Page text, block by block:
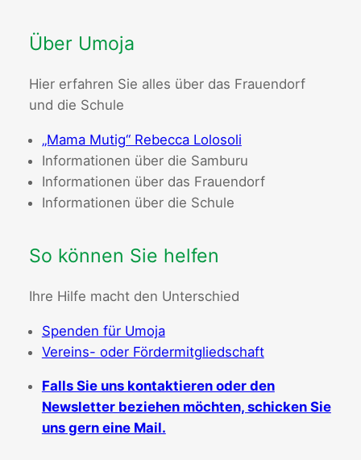
Über Umoja
Hier erfahren Sie alles über das Frauendorf
und die Schule
„Mama Mutig“ Rebecca Lolosoli
Informationen über die Samburu
Informationen über das Frauendorf
Informationen über die Schule
So können Sie helfen
Ihre Hilfe macht den Unterschied
Spenden für Umoja
Vereins- oder Fördermitgliedschaft
Falls Sie uns kontaktieren oder den
Newsletter beziehen möchten, schicken Sie
uns gern eine Mail.